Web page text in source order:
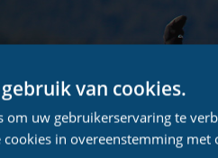
van cookies.
om uw gebruikerservaring te
in overeenstemming met